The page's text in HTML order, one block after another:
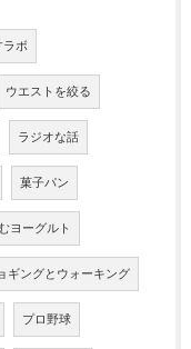
ラボ
ウエストを絞る
ラジオな話
菓子パン
ヨーグルト
ギングとウォーキング
プロ野球